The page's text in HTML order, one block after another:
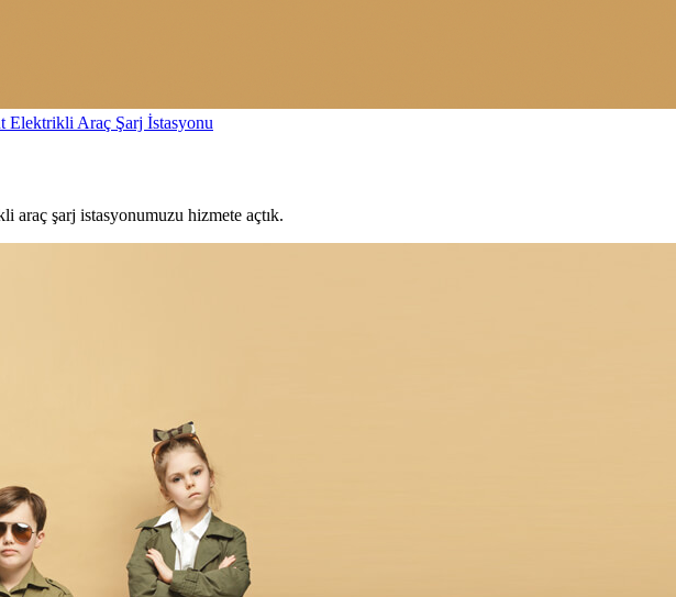
Elektrikli Araç Şarj İstasyonu
araç şarj istasyonumuzu hizmete açtık.